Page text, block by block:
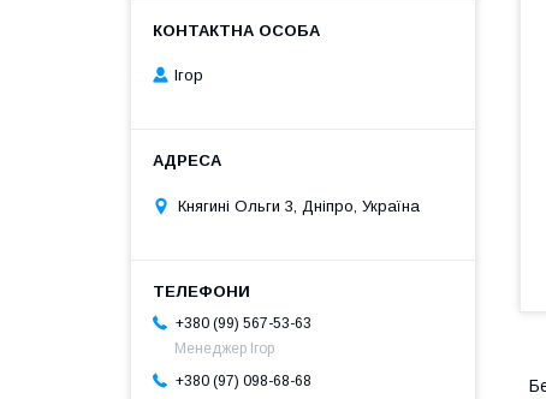
Ігор
Княгині Ольги 3, Дніпро, Україна
+380 (99) 567-53-63
Менеджер Ігор
+380 (97) 098-68-68